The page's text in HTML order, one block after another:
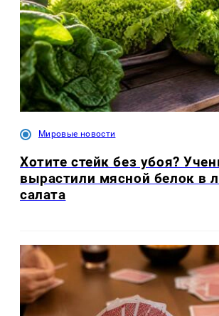
Мировые новости
Хотите стейк без убоя?
вырастили мясной белок в
салата